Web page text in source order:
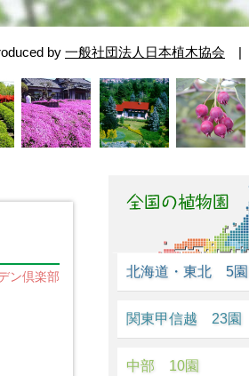
by 一般社団法人日本植木協会 |
ン倶楽部 北海道・東北 5園
関東甲信越 23園
中部 10園